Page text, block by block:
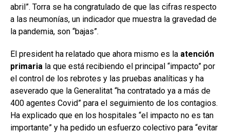
abril”. Torra se ha congratulado de que las cifras respecto
a las neumonías, un indicador que muestra la gravedad de
la pandemia, son “bajas”.
El president ha relatado que ahora mismo es la atención
primaria la que está recibiendo el principal “impacto” por
el control de los rebrotes y las pruebas analíticas y ha
aseverado que la Generalitat “ha contratado ya a más de
400 agentes Covid” para el seguimiento de los contagios.
Ha explicado que en los hospitales “el impacto no es tan
importante” y ha pedido un esfuerzo colectivo para “evitar